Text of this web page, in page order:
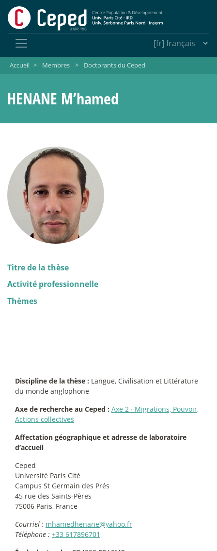
Accueil > Membres > Doctorants du Ceped
HENANE M’hamed
Titre de la thèse
Activité professionnelle
Thèmes
Discipline de la thèse : Langue, Civilisation et Littérature
du monde anglophone
Axe de recherche au Ceped : Axe 2 · Migrations, Pouvoir,
Actions collectives
Affectation géographique et adresse de laboratoire
d’accueil
Ceped
Université Paris Cité
Campus St Germain des Prés
45 rue des Saints-Pères
75006 Paris, France
Courriel : mhamedhenane@yahoo.fr
Téléphone : +33 617896701